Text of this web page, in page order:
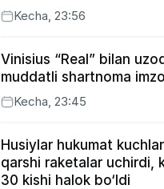
soliq toʻlagani ochiqlandi
Kecha, 23:56
Vinisius “Real” bilan
muddatli shartnoma
Kecha, 23:45
Husiylar hukumat
qarshi raketalar uchirdi,
30 kishi halok bo‘ldi